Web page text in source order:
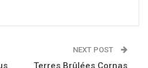
NEXT POST
Terres Brûlées Cornas